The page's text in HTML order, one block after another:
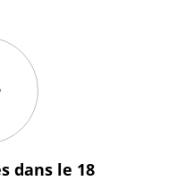
dans le 18